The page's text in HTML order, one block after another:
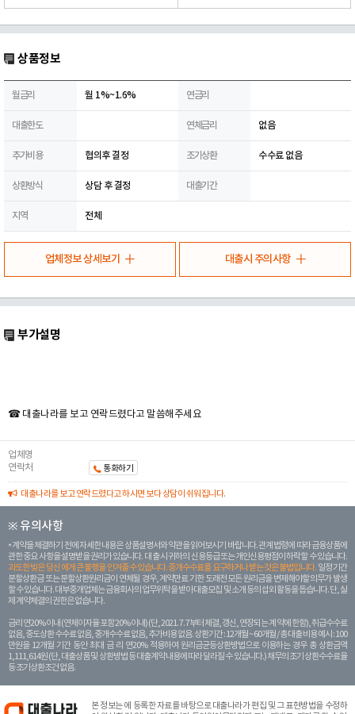
상품정보
월금리 월 1%~1.6% 연금리
대출한도 연체금리 없음
추가비용 협의후 결정 조기상환 수수료 없음
상환방식 상담 후 결정 대출기간
지역 전체
업체정보 상세보기 대출시 주의사항
부가설명
☎ 대출나라를 보고 연락드렸다고 말씀해주세요
업체명
연락처
통화하기
대출나라를 보고 연락드렸다고 하시면 보다 상담이 쉬워집니다.
※ 유의사항
계약을 체결하기 전에 자세한 내용은 상품설명서와 약관을 읽어보시기 바랍니다. 관계 법령에 따라 금융상품에
관한 중요 사항을 설명받을 권리가 있습니다. 대 출 시 귀하의 신용등급 또는 개인신용평점이 하락할 수 있습니다.
과도한 빚은 당신 에게 큰 불행을 안겨줄 수 있습니다. 중개수수료를 요구하거나 받는 것은 불법입니다. 일정 기간
분할상환금 또는 분할상환원리금이 연체될 경우, 계약만료 기한 도래전 모든 원리금을 변제해야할 의무가 발생
할 수 있습니다. 대부중개업체는 금융회사의 업무위탁을 받아 대출모집 및 소개 등의 섭외 활동을 돕습니다. 단, 실
제 계약체결의 권한은 없습니다.
금리 연20% 이내 (연체이자율 포함 20% 이내) (단, 2021. 7. 7부터 체결, 갱신, 연장되는 계 약에 한함), 취급수수료
없음, 중도상환 수수료 없음, 중개수수료 없음, 추가비용 없음. 상환기간 : 12개월 ~ 60개월 / 총 대출 비용 예시 : 100
만원을 12개월 기간 동안 최대 금 리 연20% 적용하여 원리금균등상환방법으로 이용하는 경우 총 상환금액
1,111,614원 (단, 대출상품 및 상환방법 등 대출계약 내용에 따라 달라질 수 있습니다.) 채무의 조기 상환수수료율
등 조기상환조건 없음.
본 정보는에 등록한 자료를 바탕으로 대출나라가 편집 및 그 표현방법을 수정하